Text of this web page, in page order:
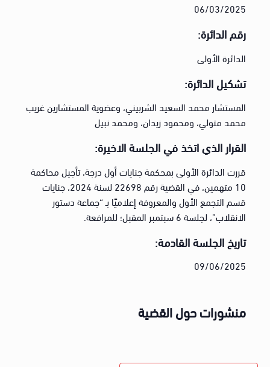
06/03/2025
رقم الدائرة:
الدائرة الأولى
تشكيل الدائرة:
المستشار محمد السعيد الشربيني، وعضوية المستشارين غريب
محمد متولي، ومحمود زيدان، ومحمد نبيل
القرار الذي اتخذ في الجلسة الاخيرة:
قررت الدائرة الأولى بمحكمة جنايات أول درجة، تأجيل محاكمة
10 متهمين، في القضية رقم 22698 لسنة 2024، جنايات
قسم التجمع الأول والمعروفة إعلاميًا بـ “جماعة دستور
الانقلاب”، لجلسة 6 سبتمبر المقبل؛ للمرافعة.
تاريخ الجلسة القادمة:
09/06/2025
منشورات حول القضية